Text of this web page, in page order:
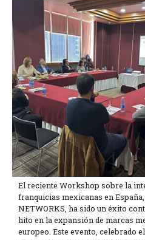
El reciente Workshop sobre la
franquicias mexicanas en
NETWORKS, ha sido un éxito
hito en la expansión de marcas
europeo. Este evento, celebrado